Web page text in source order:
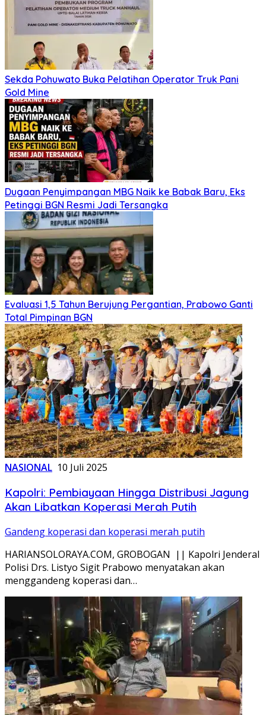
Sekda Pohuwato Buka Pelatihan Operator Truk Pani
Gold Mine
Dugaan Penyimpangan MBG Naik ke Babak Baru, Eks
Petinggi BGN Resmi Jadi Tersangka
Evaluasi 1,5 Tahun Berujung Pergantian, Prabowo Ganti
Total Pimpinan BGN
NASIONAL 10 Juli 2025
Kapolri: Pembiayaan Hingga Distribusi Jagung
Akan Libatkan Koperasi Merah Putih
Gandeng koperasi dan koperasi merah putih
HARIANSOLORAYA.COM, GROBOGAN || Kapolri Jenderal
Polisi Drs. Listyo Sigit Prabowo menyatakan akan
menggandeng koperasi dan…